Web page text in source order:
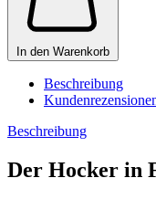
In den Warenkorb
Beschreibung
Beschreibung
Der Hocker in